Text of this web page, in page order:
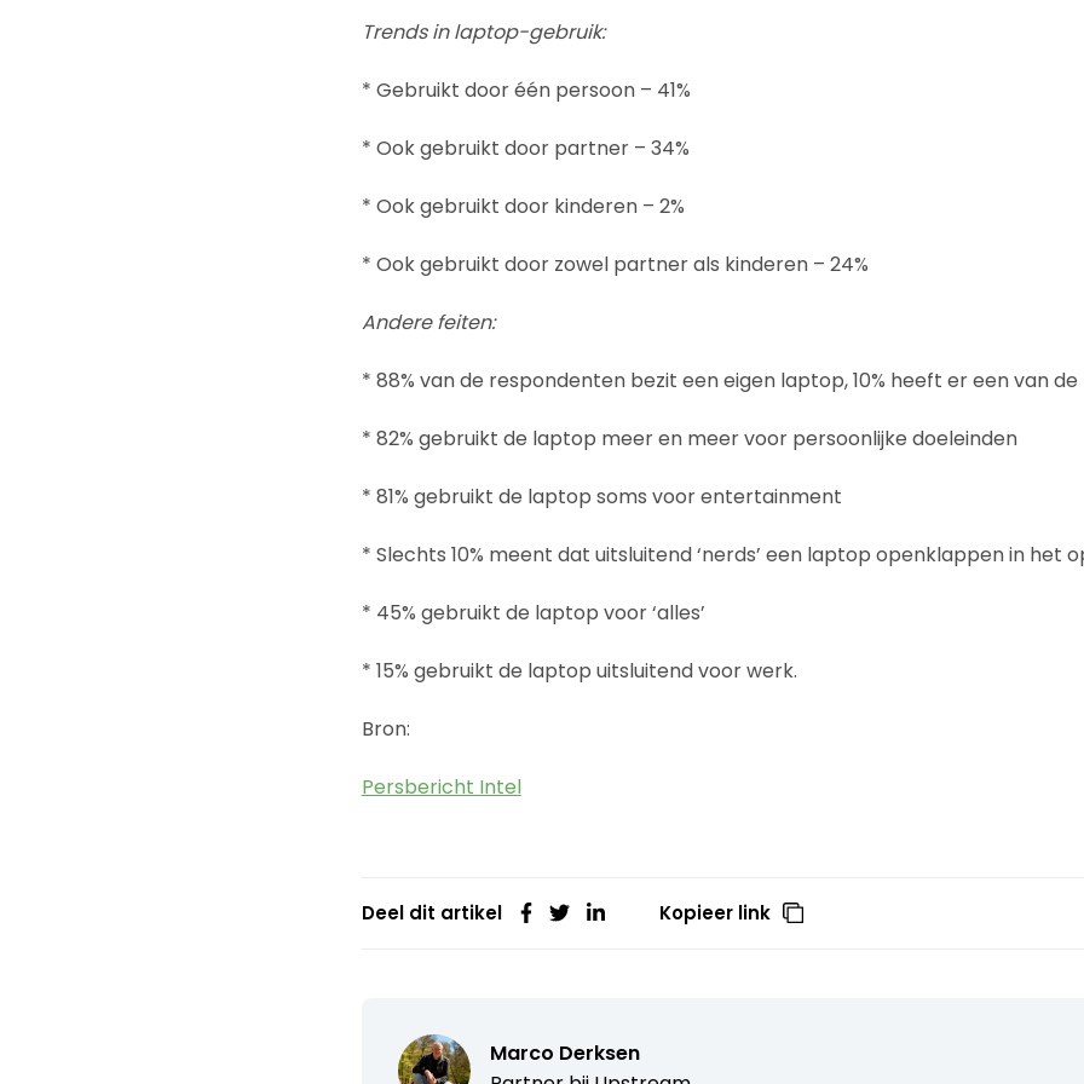
Trends in laptop-gebruik:
* Gebruikt door één persoon – 41%
* Ook gebruikt door partner – 34%
* Ook gebruikt door kinderen – 2%
* Ook gebruikt door zowel partner als kinderen – 24%
Andere feiten:
* 88% van de respondenten bezit een eigen laptop, 10% heeft er een van de
* 82% gebruikt de laptop meer en meer voor persoonlijke doeleinden
* 81% gebruikt de laptop soms voor entertainment
* Slechts 10% meent dat uitsluitend ‘nerds’ een laptop openklappen in het
* 45% gebruikt de laptop voor ‘alles’
* 15% gebruikt de laptop uitsluitend voor werk.
Bron:
Persbericht Intel
Deel dit artikel Kopieer link
Marco Derksen